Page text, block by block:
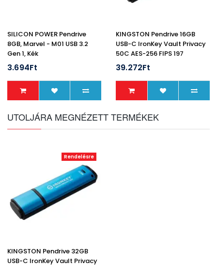
SILICON POWER Pendrive
8GB, Marvel - M01 USB 3.2
Gen 1, Kék
3.694Ft
KINGSTON Pendrive 16GB
USB-C IronKey Vault Privacy
50C AES-256 FIPS 197
39.272Ft
UTOLJÁRA MEGNÉZETT TERMÉKEK
Rendelésre
KINGSTON Pendrive 32GB
USB-C IronKey Vault Privacy